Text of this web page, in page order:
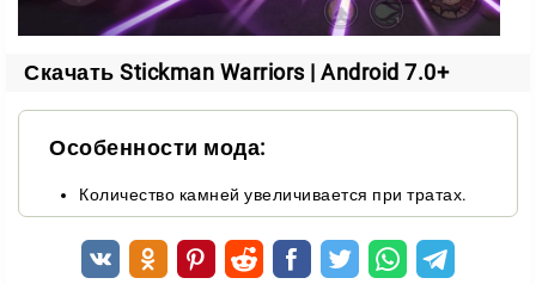
открываете новых чемпионов с усиленными
навыками;
подбираете бойца под свой стиль игры;
результат вашего упорства и точного расчёта.
Управление, которое не подведёт
Скачать Stickman Warriors | Android 7.0+
Особенности мода:
Количество камней увеличивается при тратах.